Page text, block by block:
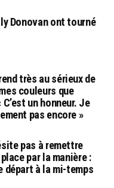
Donovan ont tourné
très au sérieux de
couleurs que
un honneur. Je
pas encore »
pas à remettre
par la manière :
départ à la mi-temps